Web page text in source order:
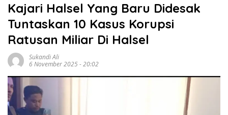
Kajari Halsel Yang Baru Didesak
Tuntaskan 10 Kasus Korupsi
Ratusan Miliar Di Halsel
Sukandi Ali
6 November 2025 - 20:02